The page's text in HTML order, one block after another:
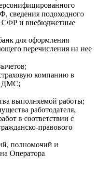
сведения подоходного
и внебюджетные
для оформления
перечисления на нее
компанию в
ДМС;
выполняемой работы;
работодателя,
в соответствии с
правового
полномочий и
Оператора